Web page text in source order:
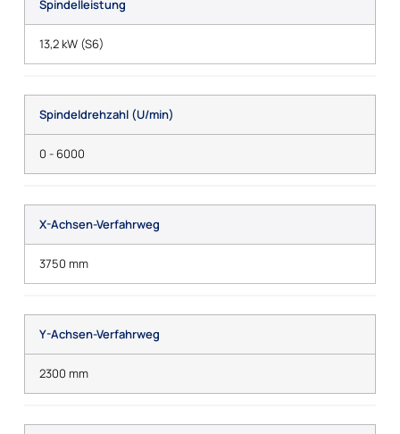
Spindelleistung
13,2 kW (S6)
Spindeldrehzahl (U/min)
0 - 6000
X-Achsen-Verfahrweg
3750 mm
Y-Achsen-Verfahrweg
2300 mm